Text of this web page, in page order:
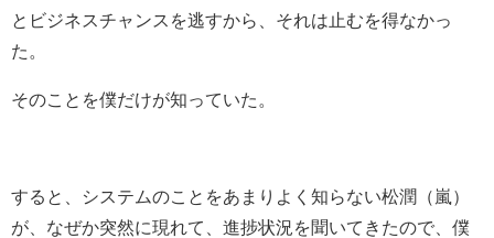
とビジネスチャンスを逃すから、それは止むを得なかっ
た。
そのことを僕だけが知っていた。
すると、システムのことをあまりよく知らない松潤（嵐）
が、なぜか突然に現れて、進捗状況を聞いてきたので、僕